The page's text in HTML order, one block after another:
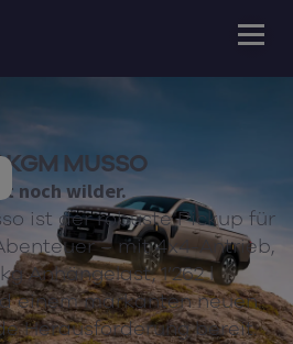
MUSSO
noch wilder.
ist der robuste Pickup für
– mit 4x4-Antrieb,
Anhängelast, 1’262 l
einem markanten neuen
Herausforderung bereit.